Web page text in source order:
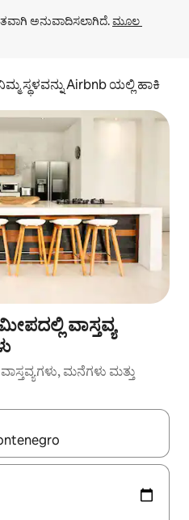
ಅನುವಾದಿಸಲಾಗಿದೆ. ಮೂಲ
ಸ್ಥಳವನ್ನು Airbnb ಯಲ್ಲಿ ಹಾಕಿ
ವಾಸ್ತವ್ಯ
ಮನೆಗಳು ಮತ್ತು
ಮತ್ತು ಡೌನ್ ಬಾಣದ ಕೀಲಿಗಳೊಂದಿಗೆ